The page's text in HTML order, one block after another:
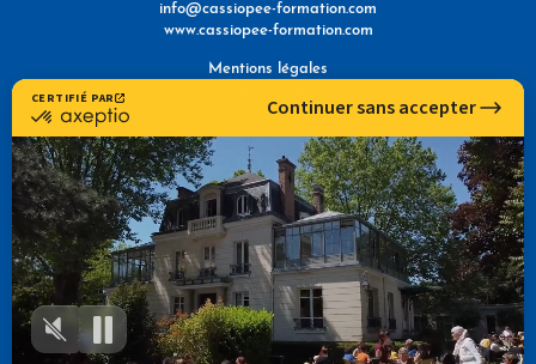
info@cassiopee-formation.com
www.cassiopee-formation.com
Mentions légales
NOUS TROUVER